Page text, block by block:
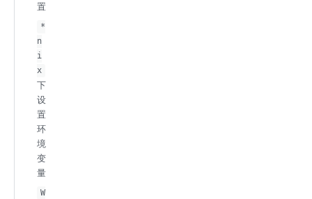
置
*
n
i
x
下
设
置
环
境
变
量
W